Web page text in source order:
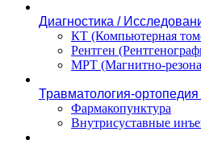
Диагностика /
КТ (Компьютерная
Рентген
МРТ (Магнитно-
Травматология-ортопедия
Фармакопунктура
Внутрисуставные